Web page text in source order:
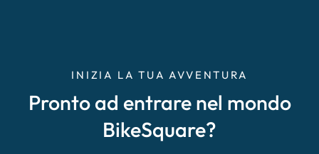
INIZIA LA TUA AVVENTURA
Pronto ad entrare nel mondo
BikeSquare?